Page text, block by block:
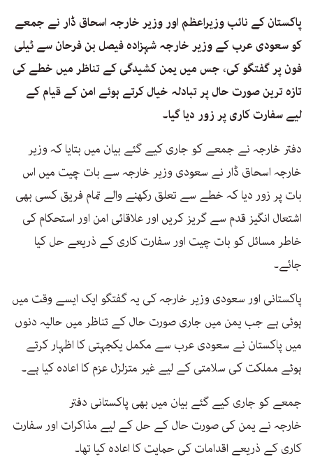
پاکستان کے نائب وزیراعظم اور وزیر خارجہ اسحاق ڈار نے جمعے
کو سعودی عرب کے وزیر خارجہ شہزادہ فیصل بن فرحان سے ٹیلی
فون پر گفتگو کی، جس میں یمن کشیدگی کے تناظر میں خطے کی
تازہ ترین صورت حال پر تبادلہ خیال کرتے ہوئے امن کے قیام کے
لیے سفارت کاری پر زور دیا گیا۔
دفتر خارجہ نے جمعے کو جاری کیے گئے بیان میں بتایا کہ وزیر
خارجہ اسحاق ڈار نے سعودی وزیر خارجہ سے بات چیت میں اس
بات پر زور دیا کہ خطے سے تعلق رکھنے والے تمام فریق کسی بھی
اشتعال انگیز قدم سے گریز کریں اور علاقائی امن اور استحکام کی
خاطر مسائل کو بات چیت اور سفارت کاری کے ذریعے حل کیا
جائے۔
پاکستانی اور سعودی وزیر خارجہ کی یہ گفتگو ایک ایسے وقت میں
ہوئی ہے جب یمن میں جاری صورت حال کے تناظر میں حالیہ دنوں
میں پاکستان نے سعودی عرب سے مکمل یکجہتی کا اظہار کرتے
ہوئے مملکت کی سلامتی کے لیے غیر متزلزل عزم کا اعادہ کیا ہے۔
جمعے کو جاری کیے گئے بیان میں بھی پاکستانی دفتر
خارجہ نے یمن کی صورت حال کے حل کے لیے مذاکرات اور سفارت
کاری کے ذریعے اقدامات کی حمایت کا اعادہ کیا تھا۔